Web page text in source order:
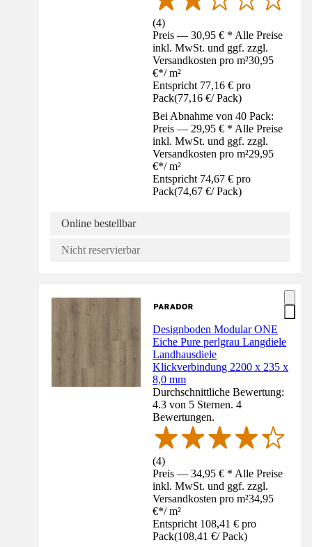
(4)
Preis — 30,95 € * Alle Preise
inkl. MwSt. und ggf. zzgl.
Versandkosten pro m²30,95
€*/ m²
Entspricht 77,16 € pro
Pack(77,16 €/ Pack)
Bei Abnahme von 40 Pack:
Preis — 29,95 € * Alle Preise
inkl. MwSt. und ggf. zzgl.
Versandkosten pro m²29,95
€*/ m²
Entspricht 74,67 € pro
Pack(74,67 €/ Pack)
Online bestellbar
Nicht reservierbar
Designboden Modular ONE
Eiche Pure perlgrau Langdiele
Landhausdiele
Klickverbindung 2200 x 235 x
8,0 mm
Durchschnittliche Bewertung:
4.3 von 5 Sternen. 4
Bewertungen.
(4)
Preis — 34,95 € * Alle Preise
inkl. MwSt. und ggf. zzgl.
Versandkosten pro m²34,95
€*/ m²
Entspricht 108,41 € pro
Pack(108,41 €/ Pack)